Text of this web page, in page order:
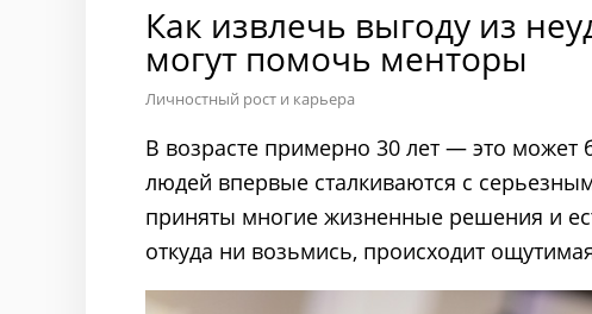
Как извлечь выгоду из
могут помочь менторы
Личностный рост и карьера
В возрасте примерно 30 лет — это может
людей впервые сталкиваются с
приняты многие жизненные решения и
откуда ни возьмись, происходит